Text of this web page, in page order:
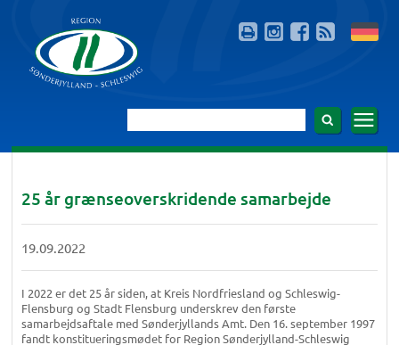
25 år grænseoverskridende samarbejde
19.09.2022
I 2022 er det 25 år siden, at Kreis Nordfriesland og Schleswig-
Flensburg og Stadt Flensburg underskrev den første
samarbejdsaftale med Sønderjyllands Amt. Den 16. september 1997
fandt konstitueringsmødet for Region Sønderjylland-Schleswig